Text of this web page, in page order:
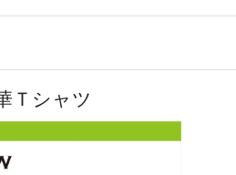
Ｔシャツ